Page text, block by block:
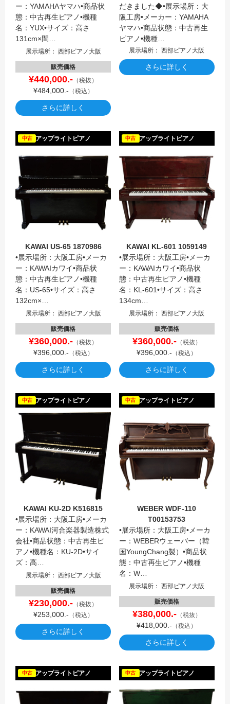
ー：YAMAHAヤマハ•商品状
態：中古再生ピアノ•機種
名：YUX•サイズ：高さ
131cm×間…
展示場所： 西部ピアノ大阪
販売価格
¥440,000.- （税抜）
¥484,000.- （税込）
さらに詳しく
だきました◆•展示場所：大
阪工房•メーカー：YAMAHA
ヤマハ•商品状態：中古再生
ピアノ•機種…
展示場所： 西部ピアノ大阪
さらに詳しく
アップライトピアノ
中古
KAWAI US-65 1870986
•展示場所：大阪工房•メーカ
ー：KAWAIカワイ•商品状
態：中古再生ピアノ•機種
名：US-65•サイズ：高さ
132cm×…
展示場所： 西部ピアノ大阪
販売価格
¥360,000.- （税抜）
¥396,000.- （税込）
さらに詳しく
アップライトピアノ
中古
KAWAI KL-601 1059149
•展示場所：大阪工房•メーカ
ー：KAWAIカワイ•商品状
態：中古再生ピアノ•機種
名：KL-601•サイズ：高さ
134cm…
展示場所： 西部ピアノ大阪
販売価格
¥360,000.-（税抜）
¥396,000.- （税込）
さらに詳しく
アップライトピアノ
中古
KAWAI KU-2D K516815
•展示場所：大阪工房•メーカ
ー：KAWAI河合楽器製造株式
会社•商品状態：中古再生ピ
アノ•機種名：KU-2D•サイ
ズ：高…
展示場所： 西部ピアノ大阪
販売価格
¥230,000.- （税抜）
¥253,000.- （税込）
さらに詳しく
アップライトピアノ
中古
WEBER WDF-110
T00153753
•展示場所：大阪工房•メーカ
ー：WEBERウェーバー（韓
国YoungChang製）•商品状
態：中古再生ピアノ•機種
名：W…
展示場所： 西部ピアノ大阪
販売価格
¥380,000.-（税抜）
¥418,000.- （税込）
さらに詳しく
アップライトピアノ
中古 アップライトピアノ
中古